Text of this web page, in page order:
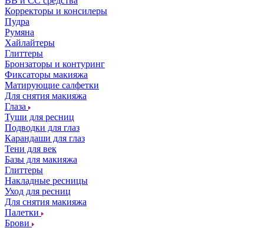
Корректоры и консилеры
Пудра
Румяна
Хайлайтеры
Глиттеры
Бронзаторы и контуринг
Фиксаторы макияжа
Матирующие салфетки
Для снятия макияжа
Глаза
Туши для ресниц
Подводки для глаз
Карандаши для глаз
Тени для век
Базы для макияжа
Глиттеры
Накладные ресницы
Уход для ресниц
Для снятия макияжа
Палетки
Брови